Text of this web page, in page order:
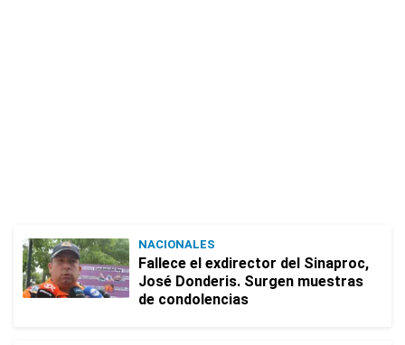
NACIONALES
Fallece el exdirector del Sinaproc,
José Donderis. Surgen muestras
de condolencias